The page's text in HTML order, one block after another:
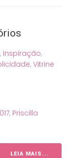
, Inspiração,
, Vitrine
, Priscilla
LEIA MAIS...